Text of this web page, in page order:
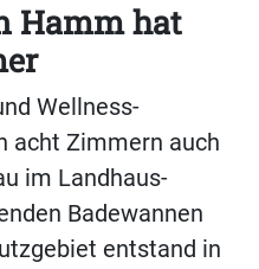
Hamm hat
Wellness-
acht Zimmern auch
im Landhaus-
Badewannen
entstand in